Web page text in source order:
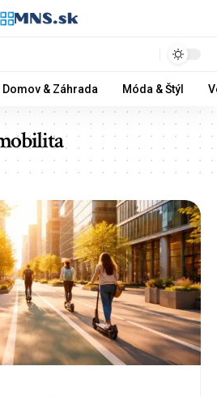
Domov & Záhrada Móda & Štýl